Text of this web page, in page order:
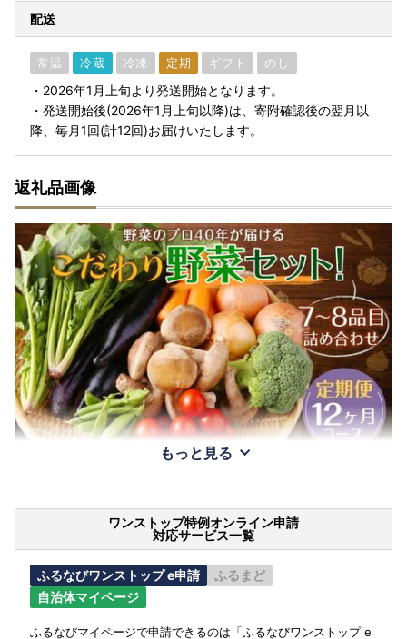
配送
常温 冷蔵 冷凍 定期 ギフト のし
・2026年1月上旬より発送開始となります。
・発送開始後(2026年1月上旬以降)は、寄附確認後の翌月以
降、毎月1回(計12回)お届けいたします。
返礼品画像
もっと見る
ワンストップ特例オンライン申請
対応サービス一覧
ふるなびワンストップ e申請
ふるまど
自治体マイページ
ふるなびマイページで申請できるのは「ふるなびワンストップ e